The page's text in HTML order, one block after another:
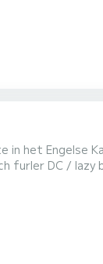
ligplaats: 7 tot 8
furler DC /
speler -